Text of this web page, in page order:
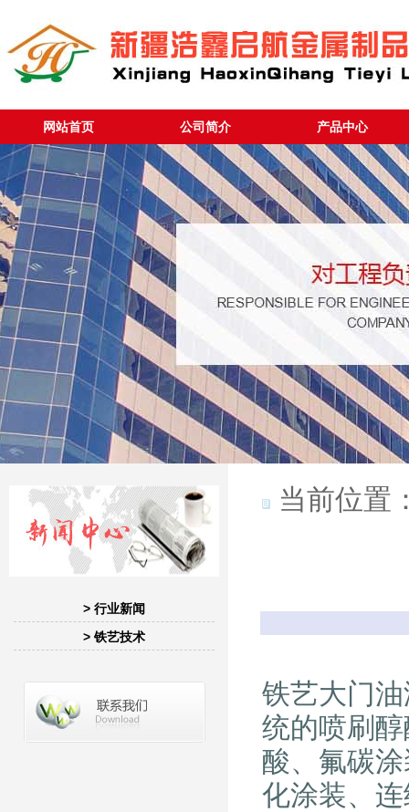
网站首页 公司简介 产品中心
> 行业新闻
> 铁艺技术
当前位置
铁艺大门
统的喷刷
酸、氟碳
化涂装、